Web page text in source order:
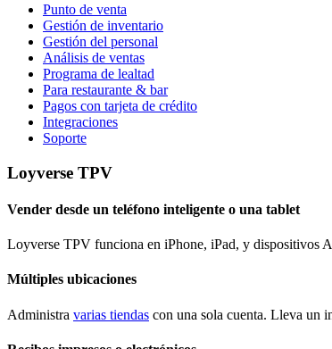
Punto de venta
Gestión de inventario
Gestión del personal
Análisis de ventas
Programa de lealtad
Para restaurante & bar
Pagos con tarjeta de crédito
Integraciones
Soporte
Loyverse TPV
Vender desde un teléfono inteligente o una tablet
Loyverse TPV funciona en iPhone, iPad, y dispositivos
Múltiples ubicaciones
Administra varias tiendas con una sola cuenta. Lleva un